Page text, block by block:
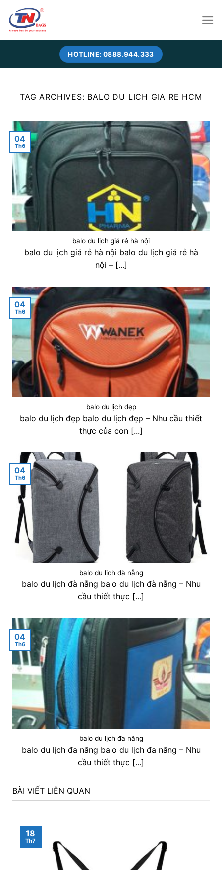
content
HOTLINE: 0888.944.333
TAG ARCHIVES: BALO DU LICH GIA RE HCM
balo du lịch giá rẻ hà nội
balo du lịch giá rẻ hà nội balo du lịch giá rẻ hà
nội – [...]
04
Th6
balo du lịch đẹp
balo du lịch đẹp balo du lịch đẹp – Nhu cầu thiết
thực của con [...]
04
Th6
balo du lịch đà nẵng
balo du lịch đà nẵng balo du lịch đà nẵng – Nhu
cầu thiết thực [...]
04
Th6
balo du lịch đa năng
balo du lịch đa năng balo du lịch đa năng – Nhu
cầu thiết thực [...]
04
Th6
BÀI VIẾT LIÊN QUAN
18
Th7